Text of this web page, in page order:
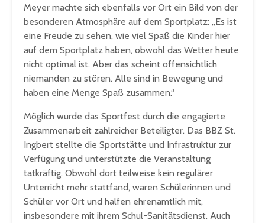
Meyer machte sich ebenfalls vor Ort ein Bild von der
besonderen Atmosphäre auf dem Sportplatz: „Es ist
eine Freude zu sehen, wie viel Spaß die Kinder hier
auf dem Sportplatz haben, obwohl das Wetter heute
nicht optimal ist. Aber das scheint offensichtlich
niemanden zu stören. Alle sind in Bewegung und
haben eine Menge Spaß zusammen.“
Möglich wurde das Sportfest durch die engagierte
Zusammenarbeit zahlreicher Beteiligter. Das BBZ St.
Ingbert stellte die Sportstätte und Infrastruktur zur
Verfügung und unterstützte die Veranstaltung
tatkräftig. Obwohl dort teilweise kein regulärer
Unterricht mehr stattfand, waren Schülerinnen und
Schüler vor Ort und halfen ehrenamtlich mit,
insbesondere mit ihrem Schul-Sanitätsdienst. Auch